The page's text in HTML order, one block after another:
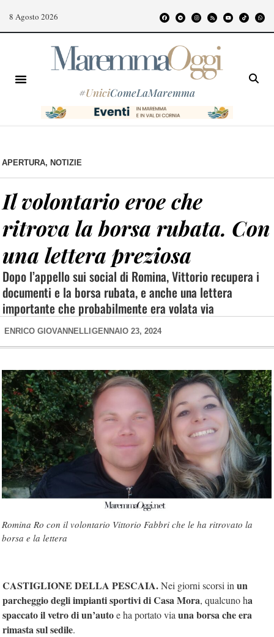
8 Agosto 2026
#UniciComeLaMaremma
APERTURA, NOTIZIE
Il volontario eroe che
ritrova la borsa rubata. Con
una lettera preziosa
Dopo l’appello sui social di Romina, Vittorio recupera i
documenti e la borsa rubata, e anche una lettera
importante che probabilmente era volata via
ENRICO GIOVANNELLI GENNAIO 23, 2024
Romina Ro con il volontario Vittorio Fabbri che le ha ritrovato la
borsa e la lettera
CASTIGLIONE DELLA PESCAIA.Nei giorni scorsi in un
parcheggio degli impianti sportivi di Casa Mora, qualcuno ha
spaccato il vetro di un’autoe ha portato via una borsa che era
rimasta sul sedile.